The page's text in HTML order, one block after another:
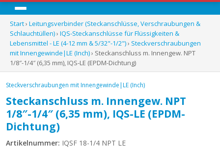
Menü
Start› Leitungsverbinder (Steckanschlüsse, Verschraubungen &
Schlauchtüllen)› IQS-Steckanschlüsse für Flüssigkeiten &
Lebensmittel - LE (4-12 mm & 5/32"-1/2")› Steckverschraubungen
mit Innengewinde|LE (Inch)› Steckanschluss m. Innengew. NPT
1/8″-1/4″ (6,35 mm), IQS-LE (EPDM-Dichtung)
Steckverschraubungen mit Innengewinde|LE (Inch)
Steckanschluss m. Innengew. NPT
1/8″-1/4″ (6,35 mm), IQS-LE (EPDM-
Dichtung)
Artikelnummer: IQSF 18-1/4 NPT LE